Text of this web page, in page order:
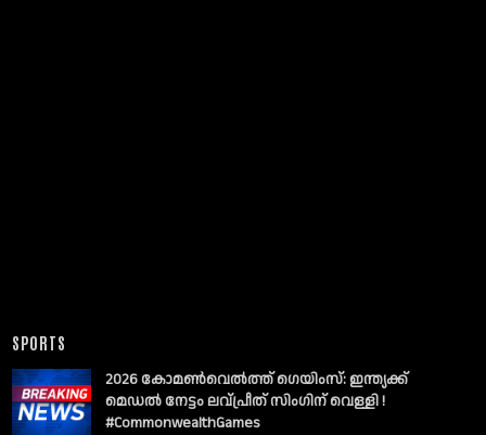
SPORTS
2026 കോമൺവെൽത്ത് ഗെയിംസ്: ഇന്ത്യക്ക്
മെഡൽ നേട്ടം ലവ്പ്രീത് സിംഗിന് വെള്ളി !
#CommonwealthGames